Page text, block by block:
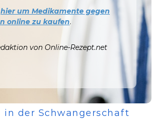
hier um Medikamente gegen
online zu kaufen.
von Online-Rezept.net
in der Schwangerschaft